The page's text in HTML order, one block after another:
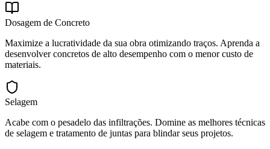
Dosagem de Concreto
Maximize a lucratividade da sua obra otimizando traços. Aprenda a
desenvolver concretos de alto desempenho com o menor custo de
materiais.
Selagem
Acabe com o pesadelo das infiltrações. Domine as melhores técnicas
de selagem e tratamento de juntas para blindar seus projetos.